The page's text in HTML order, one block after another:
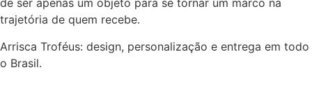
de ser apenas um objeto para se tornar um marco na
trajetória de quem recebe.
Arrisca Troféus: design, personalização e entrega em todo
o Brasil.